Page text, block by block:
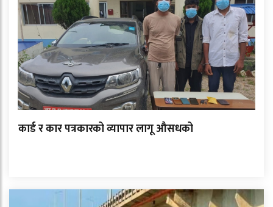
कार्ड र कार पत्रकारको व्यापार लागू औसधको